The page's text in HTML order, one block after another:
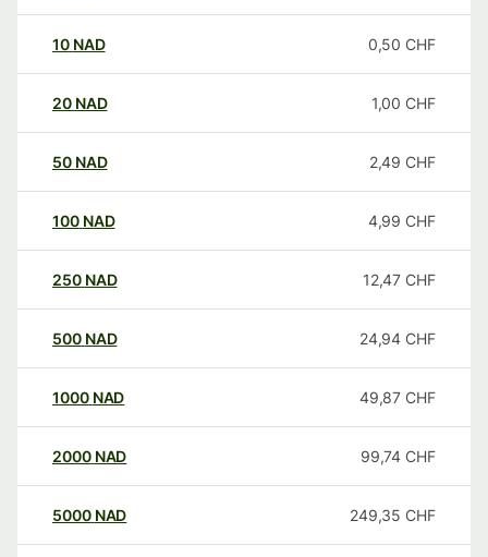
10 NAD 0,50 CHF
20 NAD 1,00 CHF
50 NAD 2,49 CHF
100 NAD 4,99 CHF
250 NAD 12,47 CHF
500 NAD 24,94 CHF
1000 NAD 49,87 CHF
2000 NAD 99,74 CHF
5000 NAD 249,35 CHF